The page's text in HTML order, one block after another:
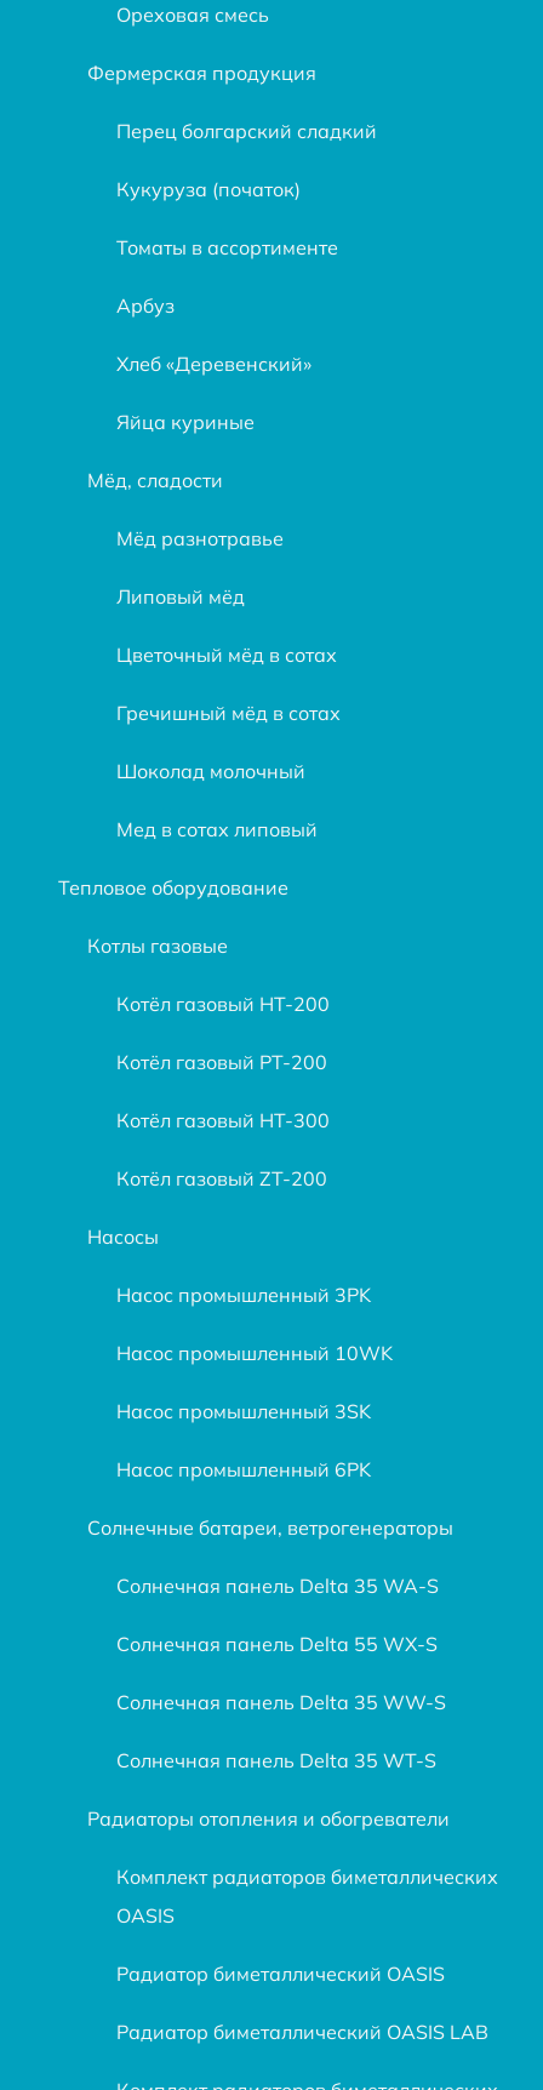
Ореховая смесь
Фермерская продукция
Перец болгарский сладкий
Кукуруза (початок)
Томаты в ассортименте
Арбуз
Хлеб «Деревенский»
Яйца куриные
Мёд, сладости
Мёд разнотравье
Липовый мёд
Цветочный мёд в сотах
Гречишный мёд в сотах
Шоколад молочный
Мед в сотах липовый
Тепловое оборудование
Котлы газовые
Котёл газовый HT-200
Котёл газовый PT-200
Котёл газовый HT-300
Котёл газовый ZT-200
Насосы
Насос промышленный 3PK
Насос промышленный 10WK
Насос промышленный 3SK
Насос промышленный 6PK
Солнечные батареи, ветрогенераторы
Солнечная панель Delta 35 WA-S
Солнечная панель Delta 55 WX-S
Солнечная панель Delta 35 WW-S
Солнечная панель Delta 35 WT-S
Радиаторы отопления и обогреватели
Комплект радиаторов биметаллических
OASIS
Радиатор биметаллический OASIS
Радиатор биметаллический OASIS LAB